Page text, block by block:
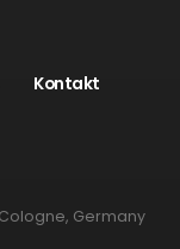
Kontakt
Germany